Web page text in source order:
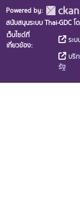
Powered by:
สนับสนุนระบบ Thai-GDC
เว็บไซต์ที่
เกี่ยวข้อง:
ระ
บริ
รัฐ